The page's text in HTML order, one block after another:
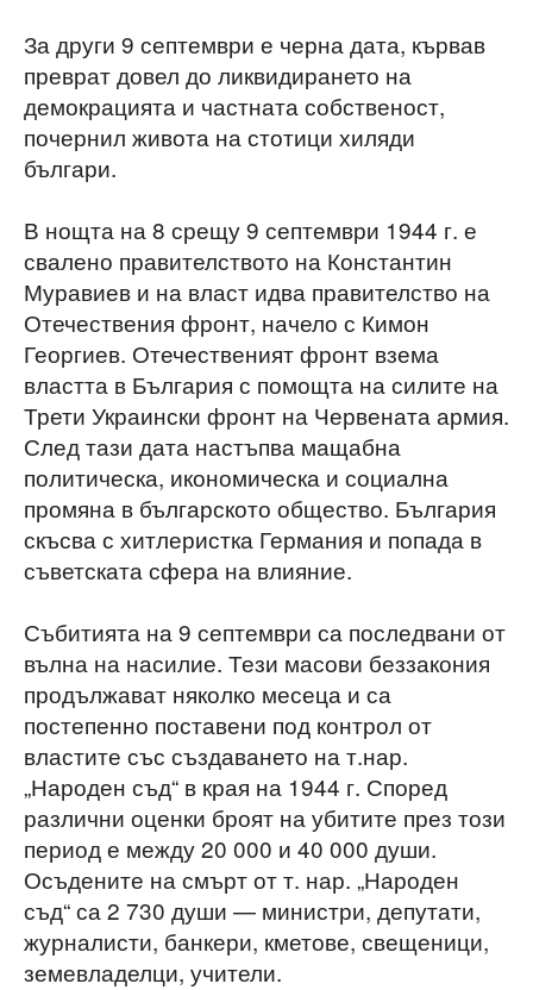
За други 9 септември е черна дата, кървав
преврат довел до ликвидирането на
демокрацията и частната собственост,
почернил живота на стотици хиляди
българи.
В нощта на 8 срещу 9 септември 1944 г. е
свалено правителството на Константин
Муравиев и на власт идва правителство на
Отечествения фронт, начело с Кимон
Георгиев. Отечественият фронт взема
властта в България с помощта на силите на
Трети Украински фронт на Червената армия.
След тази дата настъпва мащабна
политическа, икономическа и социална
промяна в българското общество. България
скъсва с хитлеристка Германия и попада в
съветската сфера на влияние.
Събитията на 9 септември са последвани от
вълна на насилие. Тези масови беззакония
продължават няколко месеца и са
постепенно поставени под контрол от
властите със създаването на т.нар.
„Народен съд“ в края на 1944 г. Според
различни оценки броят на убитите през този
период е между 20 000 и 40 000 души.
Осъдените на смърт от т. нар. „Народен
съд“ са 2 730 души — министри, депутати,
журналисти, банкери, кметове, свещеници,
земевладелци, учители.